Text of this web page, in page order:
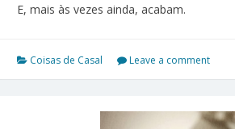
E, mais às vezes ainda, acabam.
Coisas de Casal Leave a comment